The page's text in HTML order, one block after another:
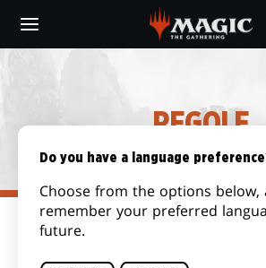
main
REGOLE
Do you have a language
Choose from the options below,
remember your preferred
future.